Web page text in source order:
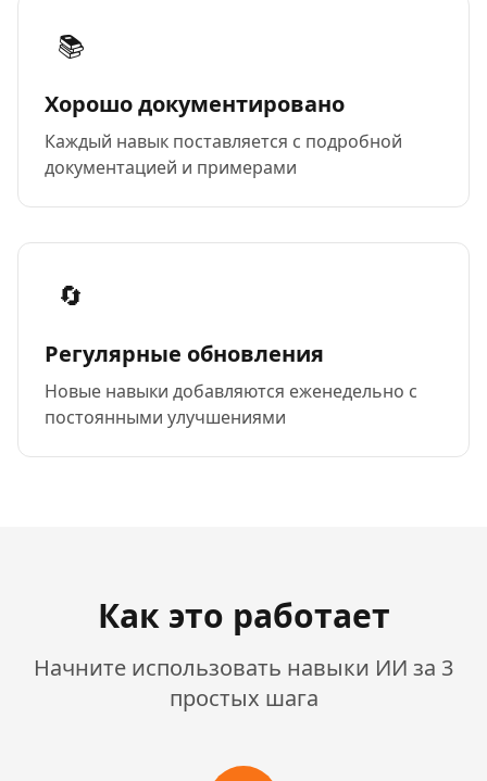
📚
Хорошо документировано
Каждый навык поставляется с подробной
документацией и примерами
🔄
Регулярные обновления
Новые навыки добавляются еженедельно с
постоянными улучшениями
Как это работает
Начните использовать навыки ИИ за 3
простых шага